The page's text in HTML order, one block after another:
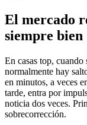
El mercado
siempre bien
En casas top,
normalmente hay
en minutos, a veces
tarde, entra por
noticia dos veces.
sobrecorrección.